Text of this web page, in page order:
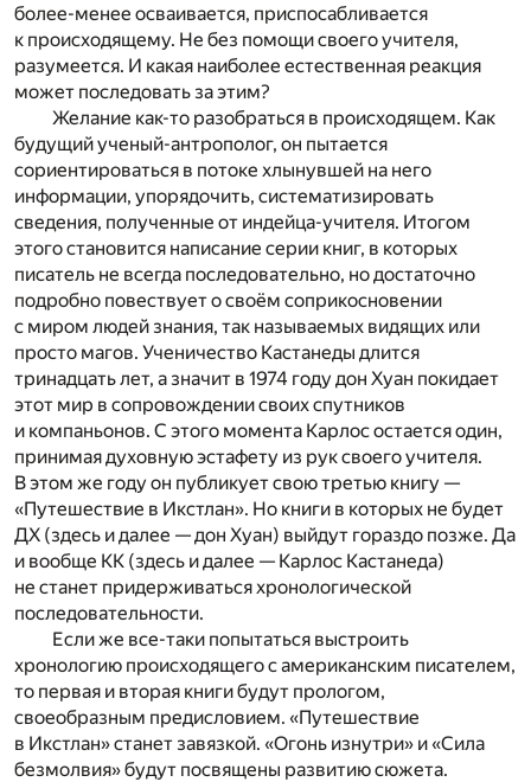
более-менее осваивается, приспосабливается
к происходящему. Не без помощи своего учителя,
разумеется. И какая наиболее естественная реакция
может последовать за этим?
Желание как-то разобраться в происходящем. Как
будущий ученый-антрополог, он пытается
сориентироваться в потоке хлынувшей на него
информации, упорядочить, систематизировать
сведения, полученные от индейца-учителя. Итогом
этого становится написание серии книг, в которых
писатель не всегда последовательно, но достаточно
подробно повествует о своём соприкосновении
с миром людей знания, так называемых видящих или
просто магов. Ученичество Кастанеды длится
тринадцать лет, а значит в 1974 году дон Хуан покидает
этот мир в сопровождении своих спутников
и компаньонов. С этого момента Карлос остается один,
принимая духовную эстафету из рук своего учителя.
В этом же году он публикует свою третью книгу —
«Путешествие в Икстлан». Но книги в которых не будет
ДХ (здесь и далее — дон Хуан) выйдут гораздо позже. Да
и вообще КК (здесь и далее — Карлос Кастанеда)
не станет придерживаться хронологической
последовательности.
Если же все-таки попытаться выстроить
хронологию происходящего с американским писателем,
то первая и вторая книги будут прологом,
своеобразным предисловием. «Путешествие
в Икстлан» станет завязкой. «Огонь изнутри» и «Сила
безмолвия» будут посвящены развитию сюжета.